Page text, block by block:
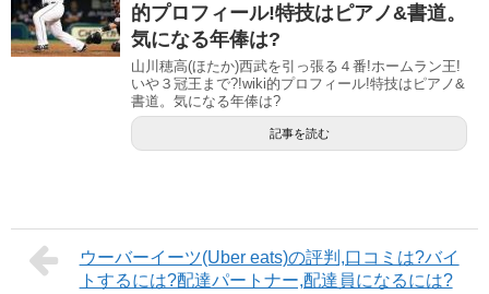
的プロフィール!特技はピアノ&書道。
気になる年俸は?
山川穂高(ほたか)西武を引っ張る４番!ホームラン王!
いや３冠王まで?!wiki的プロフィール!特技はピアノ&
書道。気になる年俸は?
記事を読む
ウーバーイーツ(Uber eats)の評判,口コミは?バイ
トするには?配達パートナー,配達員になるには?